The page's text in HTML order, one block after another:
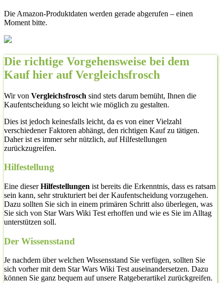
Die Amazon-Produktdaten werden gerade abgerufen – einen
Moment bitte.
Die richtige Vorgehensweise bei dem
Kauf hier auf Vergleichsfrosch
Wir von Vergleichsfrosch sind stets darum bemüht, Ihnen die
Kaufentscheidung so leicht wie möglich zu gestalten.
Dies ist jedoch keinesfalls leicht, da es von einer Vielzahl
verschiedener Faktoren abhängt, den richtigen Kauf zu tätigen.
Daher ist es immer sehr nützlich, auf Hilfestellungen
zurückzugreifen.
Hilfestellung
Eine dieserHilfestellungen ist bereits die Erkenntnis, dass es ratsam
sein kann, sehr strukturiert bei der Kaufentscheidung vorzugehen.
Dazu sollten Sie sich in einem primären Schritt also überlegen, was
Sie sich von Star Wars Wiki Test erhoffen und wie es Sie im Alltag
unterstützen soll.
Der Wissensstand
Je nachdem über welchen Wissensstand Sie verfügen, sollten Sie
sich vorher mit dem Star Wars Wiki Test auseinandersetzen. Dazu
können Sie ganz bequem auf unsere Ratgeberartikel zurückgreifen.